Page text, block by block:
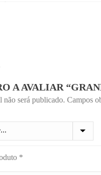
A AVALIAR
não será publicado. Campos
*